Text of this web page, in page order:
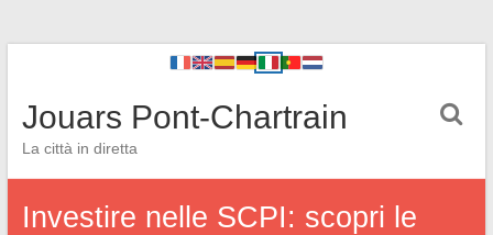
Jouars Pont-Chartrain
La città in diretta
Investire nelle SCPI: scopri le